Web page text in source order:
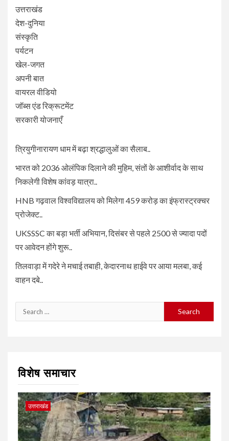
उत्तराखंड
देश-दुनिया
संस्कृति
पर्यटन
खेल-जगत
अपनी बात
वायरल वीडियो
जॉब्स एंड रिक्रूटमेंट
सरकारी योजनाएँ
त्रियुगीनारायण धाम में बढ़ा श्रद्धालुओं का सैलाब..
भारत को 2036 ओलंपिक दिलाने की मुहिम, संतों के आशीर्वाद के साथ
निकलेगी विशेष कांवड़ यात्रा..
HNB गढ़वाल विश्वविद्यालय को मिलेगा 459 करोड़ का इंफ्रास्ट्रक्चर
प्रोजेक्ट..
UKSSSC का बड़ा भर्ती अभियान, दिसंबर से पहले 2500 से ज्यादा पदों
पर आवेदन होंगे शुरू..
तिलवाड़ा में गदेरे ने मचाई तबाही, केदारनाथ हाईवे पर आया मलबा, कई
वाहन दबे..
Search
for:
विशेष समाचार
उत्तराखंड